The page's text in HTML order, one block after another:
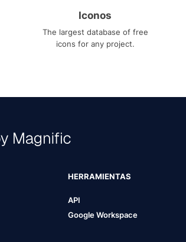
Iconos
The largest database of free
icons for any project.
HERRAMIENTAS
API
Google Workspace